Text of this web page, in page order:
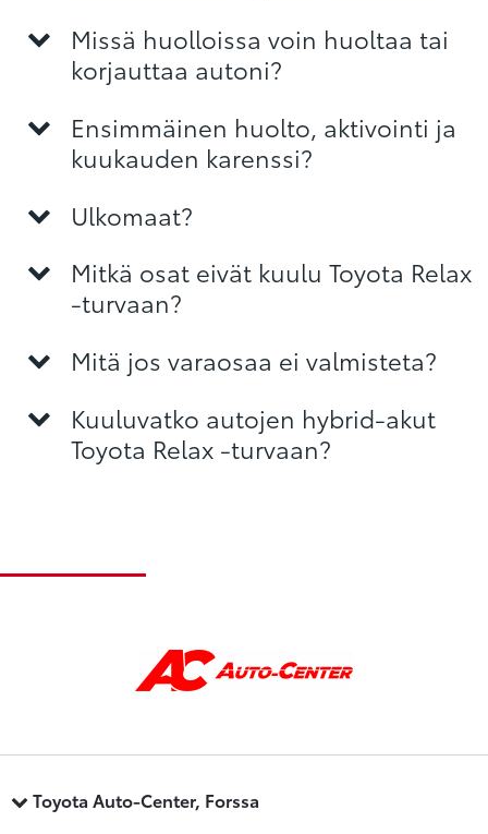
Missä huolloissa voin huoltaa tai
korjauttaa autoni?
Ensimmäinen huolto, aktivointi ja
kuukauden karenssi?
Ulkomaat?
Mitkä osat eivät kuulu Toyota Relax
-turvaan?
Mitä jos varaosaa ei valmisteta?
Kuuluvatko autojen hybrid-akut
Toyota Relax -turvaan?
Toyota Auto-Center, Forssa